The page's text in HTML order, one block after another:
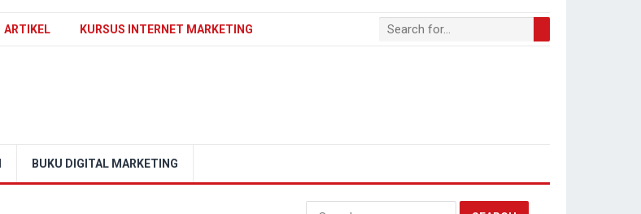
ARTIKEL KURSUS INTERNET MARKETING
BUKU DIGITAL MARKETING